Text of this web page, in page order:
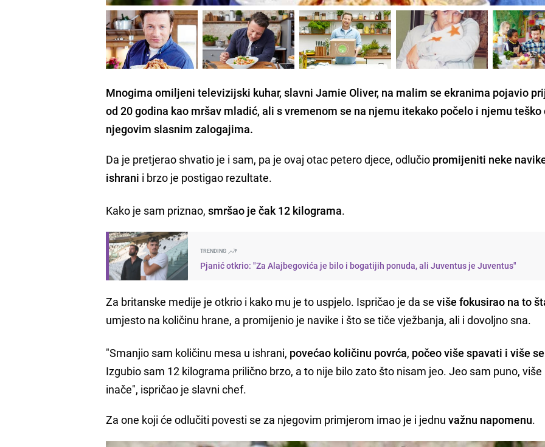
Mnogima omiljeni televizijski kuhar, slavni Jamie Oliver, na malim se ekranima pojavio
od 20 godina kao mršav mladić, ali s vremenom se na njemu itekako počelo i njemu
njegovim slasnim zalogajima.
Da je pretjerao shvatio je i sam, pa je ovaj otac petero djece, odlučio promijeniti neke
ishrani i brzo je postigao rezultate.
Kako je sam priznao,smršao je čak 12 kilograma.
TRENDING
Pjanić otkrio: "Za Alajbegovića je bilo i bogatijih ponuda, ali Juventus je Juventus"
Za britanske medije je otkrio i kako mu je to uspjelo. Ispričao je da seviše fokusirao na to
umjesto na količinu hrane, a promijenio je navike i što se tiče vježbanja, ali i dovoljno sna.
"Smanjio sam količinu mesa u ishrani, povećao količinu povrća, počeo više spavati i više
Izgubio sam 12 kilograma prilično brzo, a to nije bilo zato što nisam jeo. Jeo sam puno, više
inače", ispričao je slavni chef.
Za one koji će odlučiti povesti se za njegovim primjerom imao je i jednuvažnu napomenu.